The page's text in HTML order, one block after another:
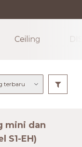
Ceiling
mini dan
S1-EH)